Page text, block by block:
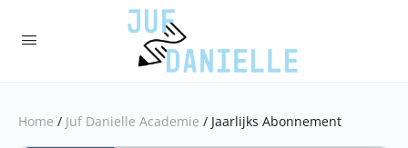
Home / Juf Danielle Academie / Jaarlijks Abonnement